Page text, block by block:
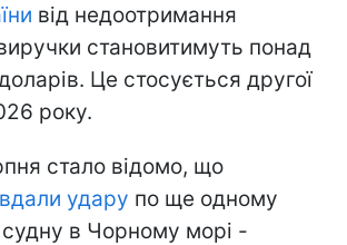
від недоотримання
становитимуть понад
Це стосується другої
року.
стало відомо, що
удару по ще одному
в Чорному морі -